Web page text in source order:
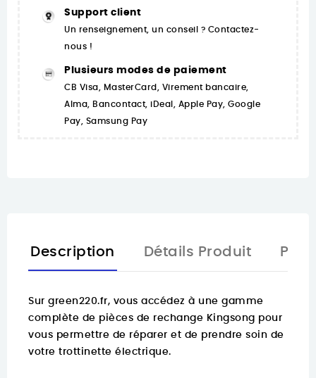
Support client
Un renseignement, un conseil ? Contactez-
nous !
Plusieurs modes de paiement
CB Visa, MasterCard, Virement bancaire,
Alma, Bancontact, iDeal, Apple Pay, Google
Pay, Samsung Pay
Description Détails Produit
Sur green220.fr, vous accédez à une gamme
complète de pièces de rechange Kingsong pour
vous permettre de réparer et de prendre soin de
votre trottinette électrique.